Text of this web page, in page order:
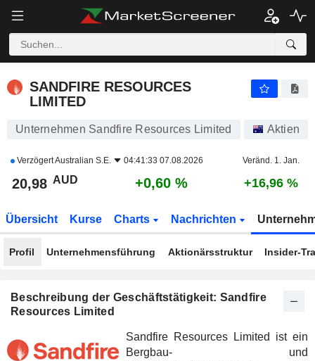
SANDFIRE RESOURCES
LIMITED
Unternehmen Sandfire Resources Limited Aktien
VerzögertAustralian S.E. 04:41:33 07.08.2026 Veränd. 1. Jan.
20,98 AUD +0,60 % +16,96 %
Übersicht Kurse Charts Nachrichten
Profil Unternehmensführung Aktionärsstruktur Insider-
Beschreibung der Geschäftstätigkeit: Sandfire
Resources Limited
Sandfire Resources Limited ist ein
Bergbau- und